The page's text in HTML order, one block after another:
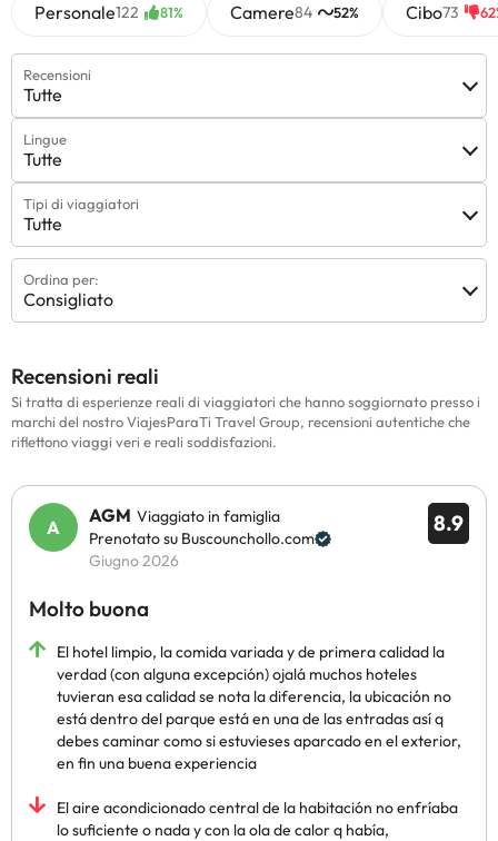
Personale122 81% Camere84 52% Cibo73
Recensioni
Tutte
Lingue
Tutte
Tipi di viaggiatori
Tutte
Ordina per:
Consigliato
Recensioni reali
Si tratta di esperienze reali di viaggiatori che hanno soggiornato presso i
marchi del nostro ViajesParaTi Travel Group, recensioni autentiche che
riflettono viaggi veri e reali soddisfazioni.
8.9
AGM Viaggiato in famiglia
Prenotato su Buscounchollo.com
Giugno 2026
Molto buona
El hotel limpio, la comida variada y de primera calidad la
verdad (con alguna excepción) ojalá muchos hoteles
tuvieran esa calidad se nota la diferencia, la ubicación no
está dentro del parque está en una de las entradas así q
debes caminar como si estuvieses aparcado en el exterior,
en fin una buena experiencia
El aire acondicionado central de la habitación no enfríaba
lo suficiente o nada y con la ola de calor q había,